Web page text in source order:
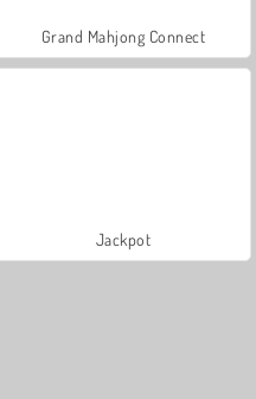
Grand Mahjong Connect
Jackpot